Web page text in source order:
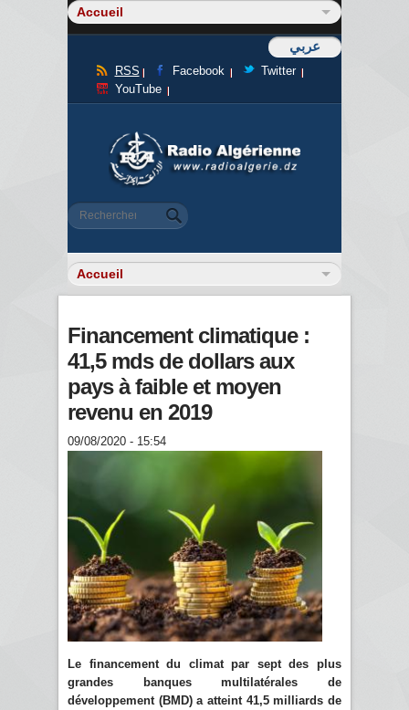
عربي
RSS Facebook
Twitter
YouTube
Formulaire de recherche
Rechercher
Financement climatique :
41,5 mds de dollars aux
pays à faible et moyen
revenu en 2019
09/08/2020 - 15:54
Le financement du climat par sept des plus
grandes banques multilatérales de
développement (BMD) a atteint 41,5 milliards de